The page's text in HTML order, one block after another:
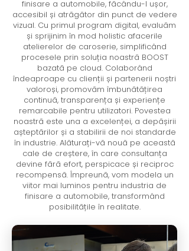
finisare a automobile, făcându-l ușor,
accesibil și atrăgător din punct de vedere
vizual. Cu primul program digital, evaluăm
și sprijinim în mod holistic afacerile
atelierelor de caroserie, simplificând
procesele prin soluția noastră BOOST
bazată pe cloud. Colaborând
îndeaproape cu clienții și partenerii noștri
valoroși, promovăm îmbunătățirea
continuă, transparența și experiențe
remarcabile pentru utilizatori. Povestea
noastră este una a excelenței, a depășirii
așteptărilor și a stabilirii de noi standarde
în industrie. Alăturați-vă nouă pe această
cale de creștere, în care consultanța
devine fără efort, perspicace și reciproc
recompensă. Împreună, vom modela un
viitor mai luminos pentru industria de
finisare a automobile, transformând
posibilitățile în realitate.